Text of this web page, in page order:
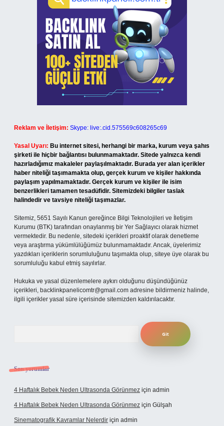
Reklam ve İletişim: Skype: live:.cid.575569c608265c69
Yasal Uyarı: Bu internet sitesi, herhangi bir marka, kurum veya şahıs
şirketi ile hiçbir bağlantısı bulunmamaktadır. Sitede yalnızca kendi
hazırladığımız makaleler paylaşılmaktadır. Burada yer alan içerikler
haber niteliği taşımamakta olup, gerçek kurum ve kişiler hakkında
paylaşım yapılmamaktadır. Gerçek kurum ve kişiler ile isim
benzerlikleri tamamen tesadüfidir. Sitemizdeki bilgiler taslak
halindedir ve tavsiye niteliği taşımazlar.
Sitemiz, 5651 Sayılı Kanun gereğince Bilgi Teknolojileri ve İletişim
Kurumu (BTK) tarafından onaylanmış bir Yer Sağlayıcı olarak hizmet
vermektedir. Bu nedenle, sitedeki içerikleri proaktif olarak denetleme
veya araştırma yükümlülüğümüz bulunmamaktadır. Ancak, üyelerimiz
yazdıkları içeriklerin sorumluluğunu taşımakta olup, siteye üye olarak bu
sorumluluğu kabul etmiş sayılırlar.
Hukuka ve yasal düzenlemelere aykırı olduğunu düşündüğünüz
içerikleri, backlinkpanelicomtr@gmail.com adresine bildirmeniz halinde,
ilgili içerikler yasal süre içerisinde sitemizden kaldırılacaktır.
Son yorumlar
4 Haftalık Bebek Neden Ultrasonda Görünmez için admin
4 Haftalık Bebek Neden Ultrasonda Görünmez için Gülşah
Sinematografik Kavramlar Nelerdir için admin